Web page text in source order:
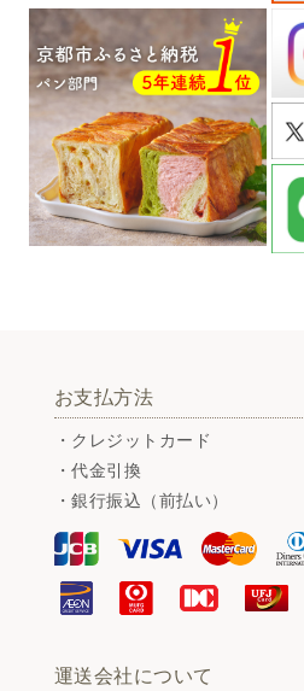
お支払方法
・クレジットカード
・代金引換
・銀行振込（前払い）
運送会社について